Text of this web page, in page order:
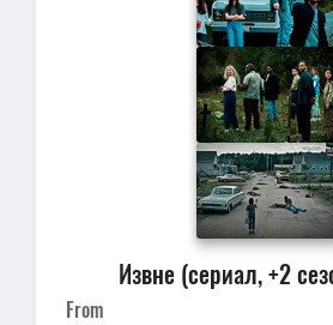
Извне (сериал, +2
From